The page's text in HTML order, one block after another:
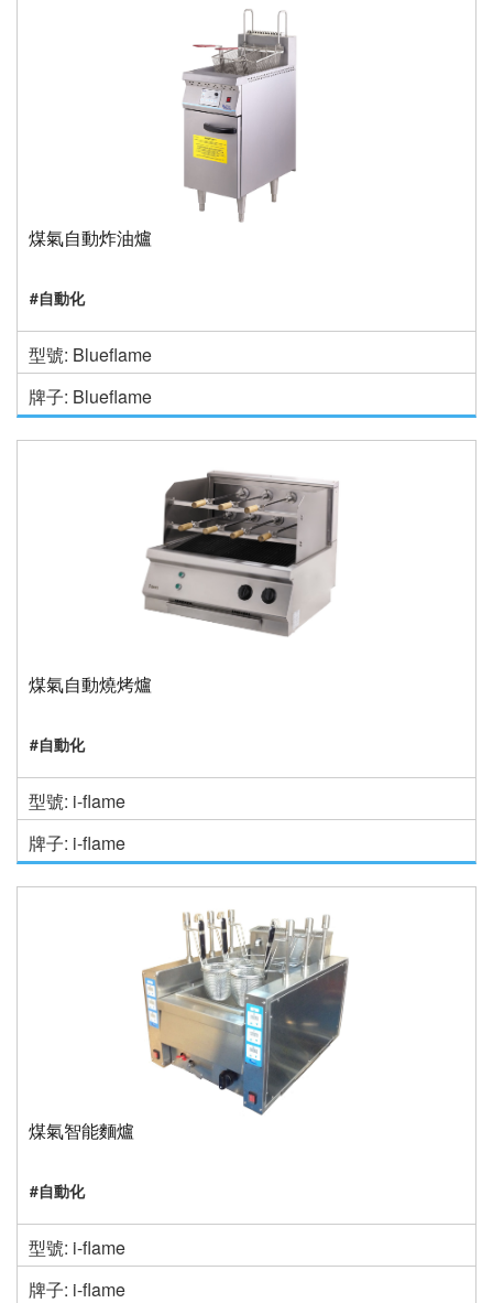
煤氣自動炸油爐
#自動化
型號: Blueflame
牌子: Blueflame
煤氣自動燒烤爐
#自動化
型號: i-flame
牌子: i-flame
煤氣智能麵爐
#自動化
型號: i-flame
牌子: i-flame